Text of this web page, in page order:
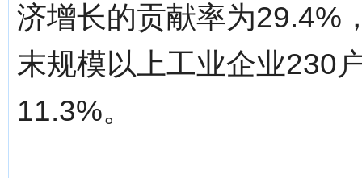
济增长的贡献率为29.4%
末规模以上工业企业230
11.3%。